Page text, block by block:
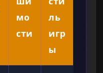
мо
сти
ль
игр
ы